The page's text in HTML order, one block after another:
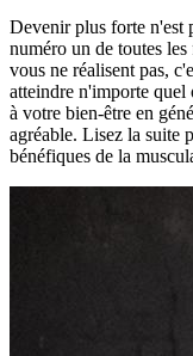
Devenir plus forte n'est
numéro un de toutes
vous ne réalisent pas,
atteindre n'importe
à votre bien-être en
agréable. Lisez la suite
bénéfiques de la